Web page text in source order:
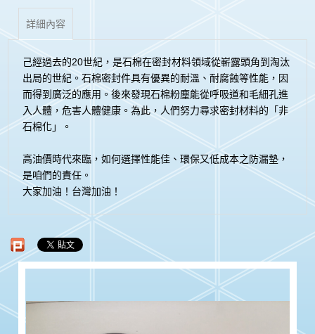
詳細內容
己經過去的20世紀，是石棉在密封材料領域從嶄露頭角到淘汰
出局的世紀。石棉密封件具有優異的耐溫、耐腐蝕等性能，因
而得到廣泛的應用。後來發現石棉粉塵能從呼吸道和毛細孔進
入人體，危害人體健康。為此，人們努力尋求密封材料的「非
石棉化」。
高油價時代來臨，如何選擇性能佳、環保又低成本之防漏墊，
是咱們的責任。
大家加油！台灣加油！